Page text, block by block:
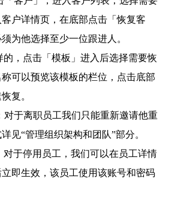
户详情页，在底部点击「恢复客
为他选择至少一位跟进人。
的，点击「模板」进入后选择需要恢
可以预览该模板的栏位，点击底部
复。
对于离职员工我们只能重新邀请他重
见“管理组织架构和团队”部分。
对于停用员工，我们可以在员工详情
即生效，该员工使用该账号和密码